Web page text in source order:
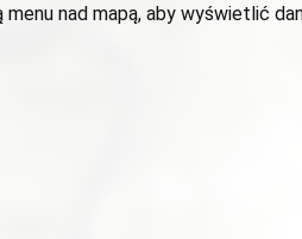
nad mapą, aby wyświetlić